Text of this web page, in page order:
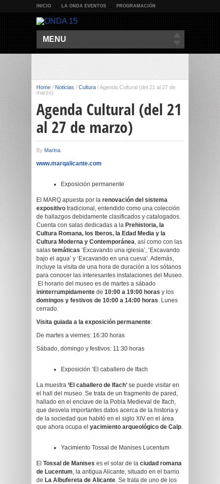
INICIO LA ONDA EVENTOS PROGRAMACIÓN
MENU
Home / Noticias / Cultura /Agenda Cultural (del 21 al 27 de
marzo)
Agenda Cultural (del 21
al 27 de marzo)
By Marina
www.marqalicante.com
Exposición permanente
El MARQ apuesta por la renovación del sistema
expositivo tradicional, entendido como una colección
de hallazgos debidamente clasificados y catalogados.
Cuenta con salas dedicadas a la Prehistoria, la
Cultura Romana, los Iberos, la Edad Media y la
Cultura Moderna y Contemporánea, así como con las
salas temáticas ‘Excavando una iglesia’, ‘Excavando
bajo el agua’ y ‘Excavando en una cueva’. Además,
incluye la visita de una hora de duración a los sótanos
para conocer las interesantes instalaciones del Museo.
El horario del museo es de martes a sábado
ininterrumpidamente de 10:00 a 19:00 horas y los
domingos y festivos de 10:00 a 14:00 horas. Lunes
cerrado.
Visita guiada a la exposición permanente:
De martes a viernes: 16:30 horas
Sábado, domingo y festivos: 11:30 horas
Exposición ‘El caballero de Ifach
La muestra ‘El caballero de Ifach’ se puede visitar en
el hall del museo. Se trata de un fragmento de pared,
hallado en el enclave de la Pobla Medieval de Ifach,
que desvela importantes datos acerca de la historia y
de la sociedad que habitó en el siglo XIV en el área
que ahora ocupa el yacimiento arqueológico de Calp.
Yacimiento Tossal de Manises Lucentum
El Tossal de Manises es el solar de la ciudad romana
de Lucentum, la antigua Alicante, situado en el barrio
de La Albufereta de Alicante. Se trata de uno de los